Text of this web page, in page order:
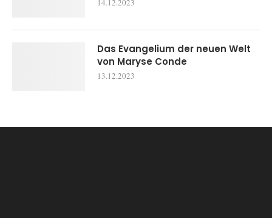
14.12.2023
Das Evangelium der neuen Welt
von Maryse Conde
13.12.2023